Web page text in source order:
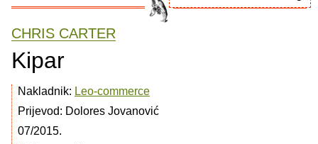
CHRIS CARTER
Kipar
Nakladnik: Leo-commerce
Prijevod: Dolores Jovanović
07/2015.